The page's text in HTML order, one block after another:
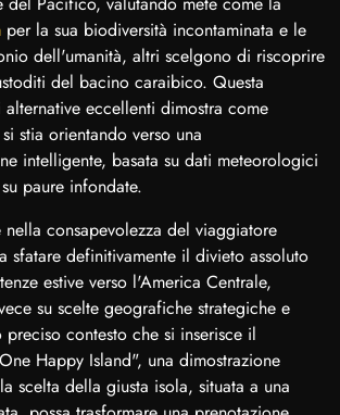
per la sua biodiversità incontaminata e le
dell'umanità, altri scelgono di riscoprire
del bacino caraibico. Questa
eccellenti dimostra come
stia orientando verso una
intelligente, basata su dati meteorologici
paure infondate.
nella consapevolezza del viaggiatore
sfatare definitivamente il divieto assoluto
estive verso l'America Centrale,
su scelte geografiche strategiche e
preciso contesto che si inserisce il
Happy Island", una dimostrazione
scelta della giusta isola, situata a una